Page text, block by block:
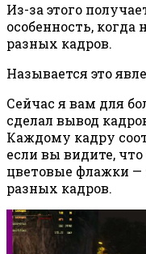
Из-за этого
особенность,
разных кадров.
Называется это
Сейчас я вам для
сделал вывод
Каждому кадру
если вы видите,
цветовые флажки —
разных кадров.